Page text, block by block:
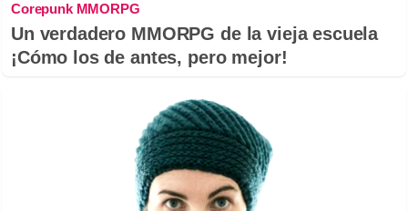
Corepunk MMORPG
Un verdadero MMORPG de la vieja escuela
¡Cómo los de antes, pero mejor!